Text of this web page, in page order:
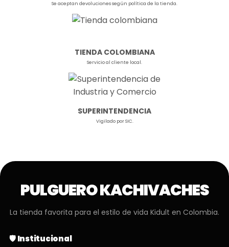
Se aceptan devoluciones según política de la tienda.
TIENDA COLOMBIANA
Servicio al cliente local.
SUPERINTENDENCIA
Vigilado por SIC.
PULGUERO KACHIVACHES
La tienda favorita para el estilo de vida Kidult en Colombia.
🛡️ Institucional